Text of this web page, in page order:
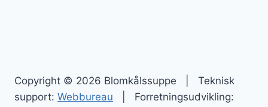
Copyright © 2026 Blomkålssuppe | Teknisk
support: Webbureau | Forretningsudvikling: